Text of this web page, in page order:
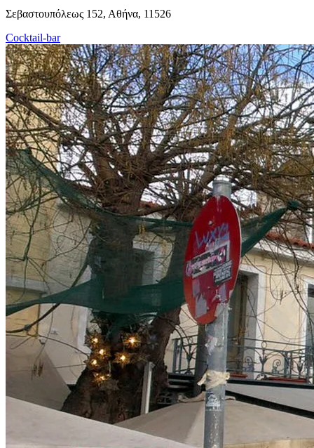
Σεβαστουπόλεως 152, Αθήνα, 11526
Cocktail-bar